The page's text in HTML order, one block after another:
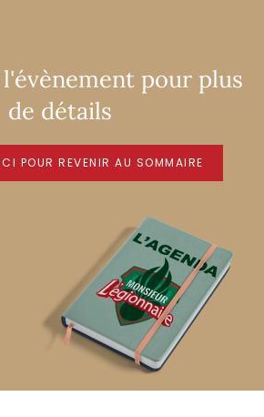
pour plus
de détails
POUR REVENIR AU SOMMAIRE